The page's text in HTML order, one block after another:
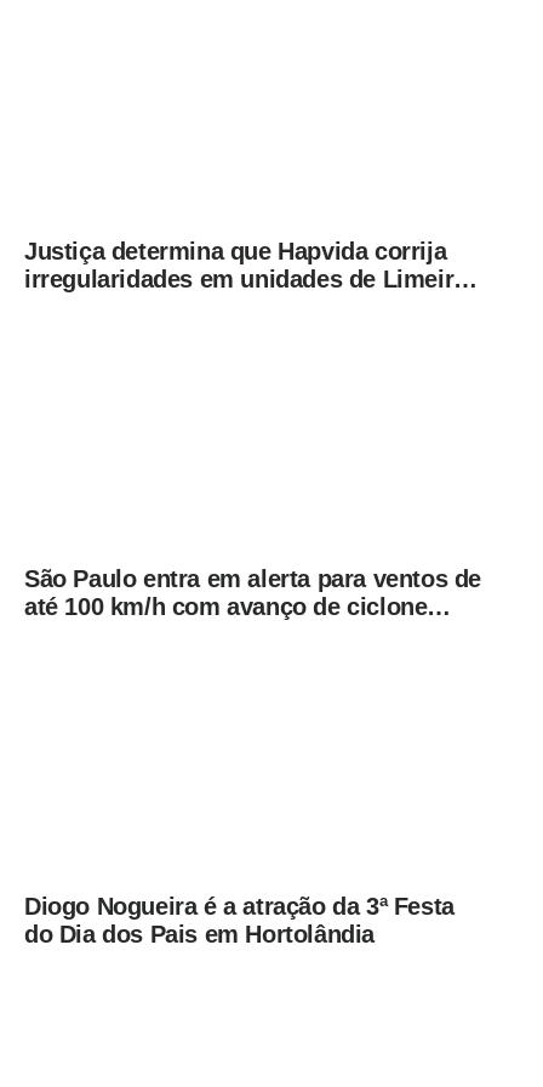
Justiça determina que Hapvida corrija
irregularidades em unidades de Limeira
São Paulo entra em alerta para ventos de
até 100 km/h com avanço de ciclone
Diogo Nogueira é a atração da 3ª Festa
do Dia dos Pais em Hortolândia